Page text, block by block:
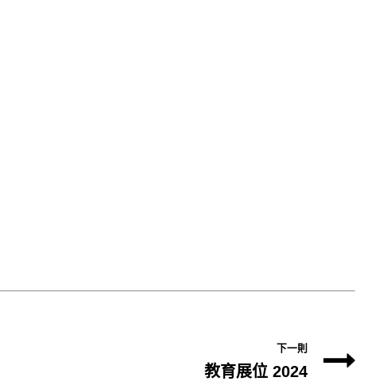
下一則
教育展位 2024